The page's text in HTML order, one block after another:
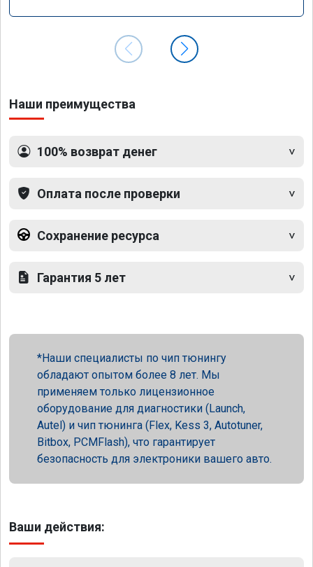
Наши преимущества
100% возврат денег
Оплата после проверки
Сохранение ресурса
Гарантия 5 лет
Наши специалисты по чип тюнингу
обладают опытом более 8 лет. Мы
применяем только лицензионное
оборудование для диагностики (Launch,
Autel) и чип тюнинга (Flex, Kess 3, Autotuner,
Bitbox, PCMFlash), что гарантирует
безопасность для электроники вашего авто.
Ваши действия: